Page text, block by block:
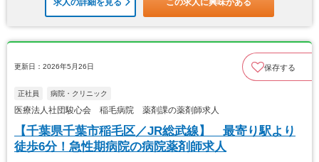
更新日：2026年5月26日 保存する
正社員 病院・クリニック
医療法人社団駿心会 稲毛病院 薬剤課の薬剤師求人
【千葉県千葉市稲毛区／JR総武線】 最寄り駅より
徒歩6分！急性期病院の病院薬剤師求人